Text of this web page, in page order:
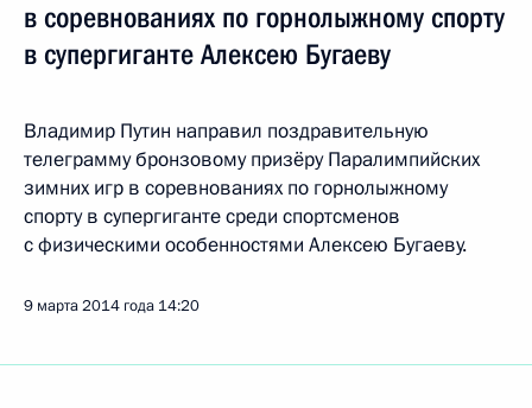
в соревнованиях по горнолыжному спорту
в супергиганте Алексею Бугаеву
Владимир Путин направил поздравительную
телеграмму бронзовому призёру Паралимпийских
зимних игр в соревнованиях по горнолыжному
спорту в супергиганте среди спортсменов
с физическими особенностями Алексею Бугаеву.
9 марта 2014 года 14:20